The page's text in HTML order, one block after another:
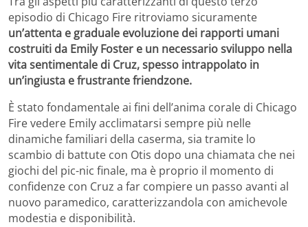
episodio di Chicago Fire ritroviamo sicuramente
un’attenta e graduale evoluzione dei rapporti umani
costruiti da Emily Foster e un necessario sviluppo nella
vita sentimentale di Cruz, spesso intrappolato in
un’ingiusta e frustrante friendzone.
È stato fondamentale ai fini dell’anima corale di Chicago
Fire vedere Emily acclimatarsi sempre più nelle
dinamiche familiari della caserma, sia tramite lo
scambio di battute con Otis dopo una chiamata che nei
giochi del pic-nic finale, ma è proprio il momento di
confidenze con Cruz a far compiere un passo avanti al
nuovo paramedico, caratterizzandola con amichevole
modestia e disponibilità.